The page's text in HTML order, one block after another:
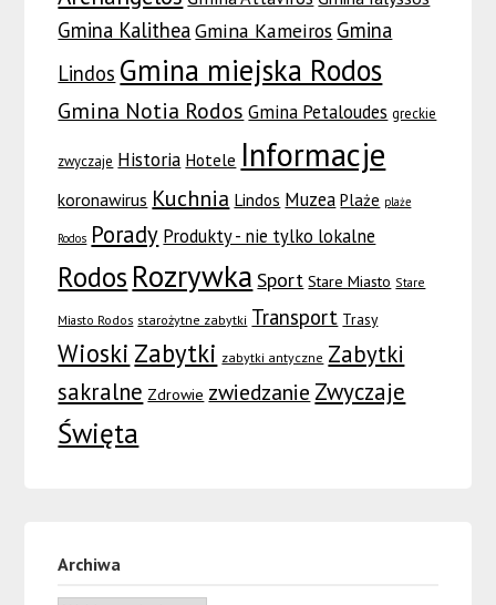
Gmina Kalithea Gmina Kameiros Gmina
Lindos Gmina miejska Rodos
Gmina Notia Rodos Gmina Petaloudes greckie
zwyczaje Historia Hotele Informacje
koronawirus Kuchnia Lindos Muzea Plaże plaże
Rodos Porady Produkty - nie tylko lokalne
Rodos Rozrywka Sport Stare Miasto Stare
Miasto Rodos starożytne zabytki Transport Trasy
Wioski Zabytki zabytki antyczne Zabytki
sakralne Zdrowie zwiedzanie Zwyczaje
Święta
Archiwa